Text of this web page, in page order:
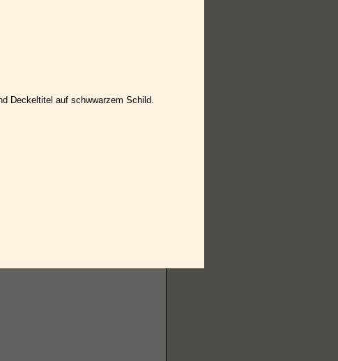
Deckeltitel auf schwwarzem Schild.